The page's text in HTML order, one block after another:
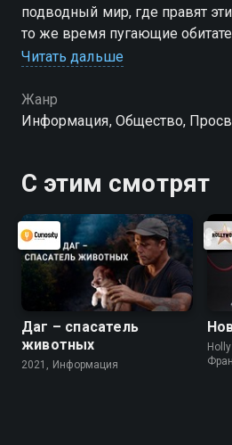
подводный мир, где правят
то же время пугающие
Вы станете свидетелями их
Читать дальше
Жанр
Информация, Общество,
С этим смотрят
Даг – спасатель
животных
2021, Информация